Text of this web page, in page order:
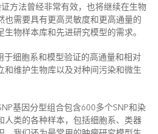
方法曾经非常有效，也将继续在生物
也需要具有更高灵敏度和更高通量的
物样本库和先进研究模型的需求。
于细胞系和模型验证的高通量和相对
和维护生物库以及对种间污染和微生
基因分型组合包含600多个SNP和染
人类的各种样本，包括细胞系、类器